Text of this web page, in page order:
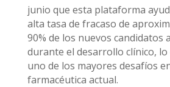
junio que esta plataforma
alta tasa de fracaso de
90% de los nuevos candidatos
durante el desarrollo clínico, lo
uno de los mayores desafíos
farmacéutica actual.